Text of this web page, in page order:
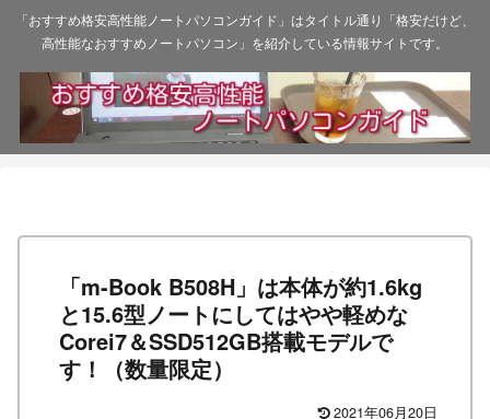
「おすすめ格安高性能ノートパソコンガイド」はタイトル通り「格安だけど、
高性能なおすすめノートパソコン」を紹介している情報サイトです。
「m-Book B508H」は本体が約1.6kg
と15.6型ノートにしてはやや軽めな
Corei7＆SSD512GB搭載モデルで
す！（数量限定）
2021年06月20日